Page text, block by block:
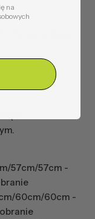
kurierskiej
od złożenia
57cm/57cm -
60cm/60cm -
na